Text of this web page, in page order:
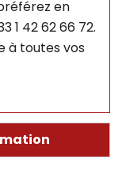
en
1 42 62 66 72.
à toutes vos